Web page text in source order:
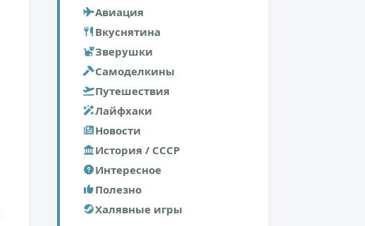
Авиация
Вкуснятина
Зверушки
Самоделкины
Путешествия
Лайфхаки
Новости
История / СССР
Интересное
Полезно
Халявные игры